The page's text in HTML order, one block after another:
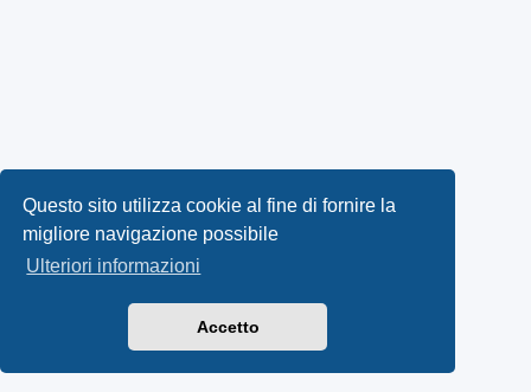
Questo sito utilizza cookie al fine di fornire la
migliore navigazione possibile
Ulteriori informazioni
Accetto